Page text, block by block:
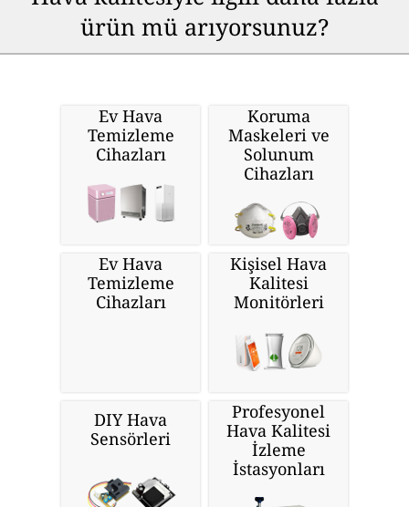
ürün mü arıyorsunuz?
Ev Hava
Temizleme
Cihazları
Koruma
Maskeleri ve
Solunum
Cihazları
Ev Hava
Temizleme
Cihazları
Kişisel Hava
Kalitesi
Monitörleri
DIY Hava
Sensörleri
Profesyonel
Hava Kalitesi
İzleme
İstasyonları